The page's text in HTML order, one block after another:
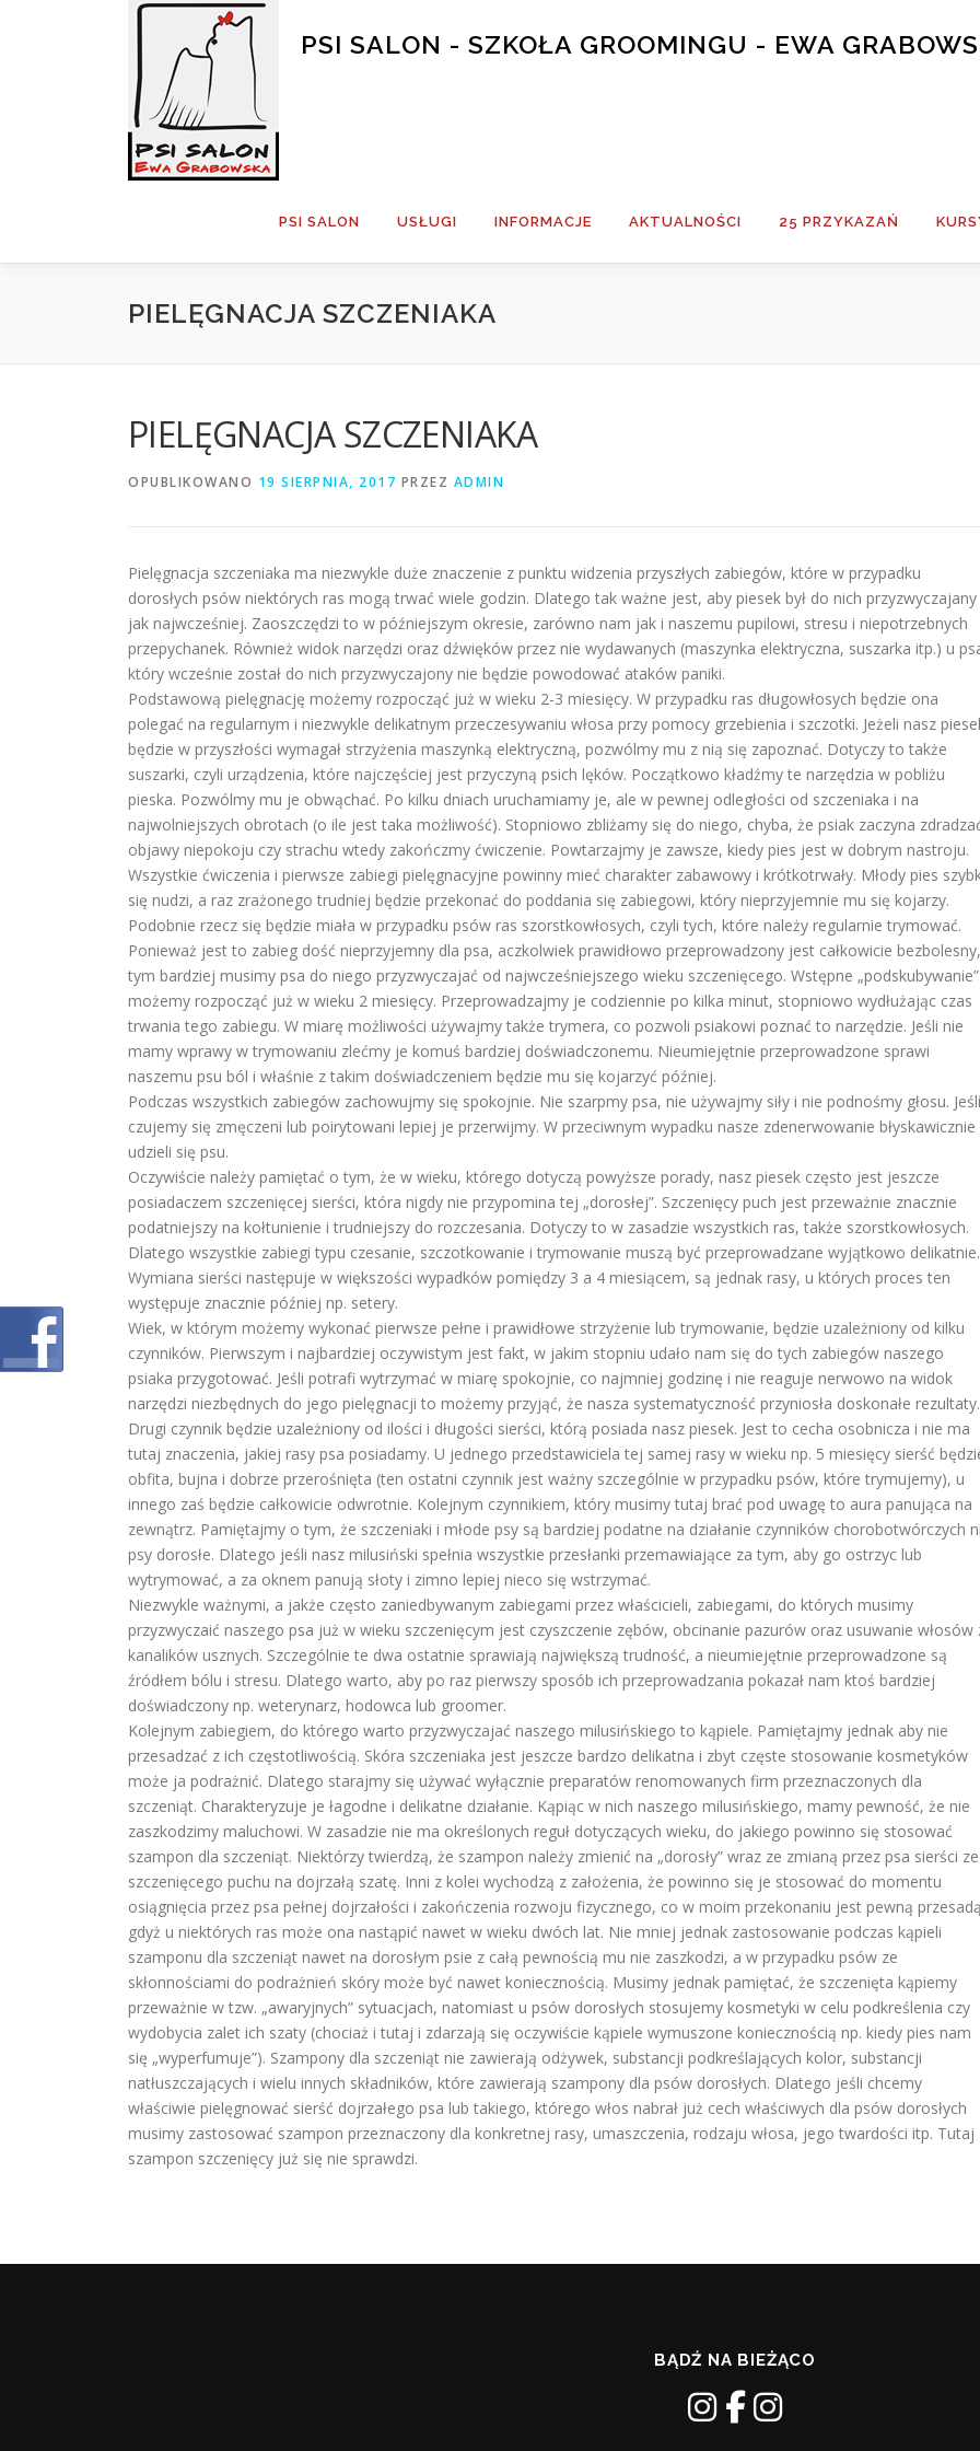
PSI SALON - SZKOŁA GROOMINGU - EWA
PSI SALON USŁUGI INFORMACJE AKTUALNOŚCI 25 PRZYKAZAŃ
PIELĘGNACJA SZCZENIAKA
PIELĘGNACJA SZCZENIAKA
OPUBLIKOWANO 19 SIERPNIA, 2017 PRZEZ ADMIN
Pielęgnacja szczeniaka ma niezwykle duże znaczenie z punktu widzenia przyszłych zabiegów, które w przypadku
dorosłych psów niektórych ras mogą trwać wiele godzin. Dlatego tak ważne jest, aby piesek był do nich przyzwyczajany
jak najwcześniej. Zaoszczędzi to w późniejszym okresie, zarówno nam jak i naszemu pupilowi, stresu i niepotrzebnych
przepychanek. Również widok narzędzi oraz dźwięków przez nie wydawanych (maszynka elektryczna, suszarka itp.) u
który wcześnie został do nich przyzwyczajony nie będzie powodować ataków paniki.
Podstawową pielęgnację możemy rozpocząć już w wieku 2-3 miesięcy. W przypadku ras długowłosych będzie ona
polegać na regularnym i niezwykle delikatnym przeczesywaniu włosa przy pomocy grzebienia i szczotki. Jeżeli nasz
będzie w przyszłości wymagał strzyżenia maszynką elektryczną, pozwólmy mu z nią się zapoznać. Dotyczy to także
suszarki, czyli urządzenia, które najczęściej jest przyczyną psich lęków. Początkowo kładźmy te narzędzia w pobliżu
pieska. Pozwólmy mu je obwąchać. Po kilku dniach uruchamiamy je, ale w pewnej odległości od szczeniaka i na
najwolniejszych obrotach (o ile jest taka możliwość). Stopniowo zbliżamy się do niego, chyba, że psiak zaczyna
objawy niepokoju czy strachu wtedy zakończmy ćwiczenie. Powtarzajmy je zawsze, kiedy pies jest w dobrym nastroju.
Wszystkie ćwiczenia i pierwsze zabiegi pielęgnacyjne powinny mieć charakter zabawowy i krótkotrwały. Młody pies
się nudzi, a raz zrażonego trudniej będzie przekonać do poddania się zabiegowi, który nieprzyjemnie mu się kojarzy.
Podobnie rzecz się będzie miała w przypadku psów ras szorstkowłosych, czyli tych, które należy regularnie trymować.
Ponieważ jest to zabieg dość nieprzyjemny dla psa, aczkolwiek prawidłowo przeprowadzony jest całkowicie bezbolesny,
tym bardziej musimy psa do niego przyzwyczajać od najwcześniejszego wieku szczenięcego. Wstępne „podskubywanie”
możemy rozpocząć już w wieku 2 miesięcy. Przeprowadzajmy je codziennie po kilka minut, stopniowo wydłużając czas
trwania tego zabiegu. W miarę możliwości używajmy także trymera, co pozwoli psiakowi poznać to narzędzie. Jeśli nie
mamy wprawy w trymowaniu zlećmy je komuś bardziej doświadczonemu. Nieumiejętnie przeprowadzone sprawi
naszemu psu ból i właśnie z takim doświadczeniem będzie mu się kojarzyć później.
Podczas wszystkich zabiegów zachowujmy się spokojnie. Nie szarpmy psa, nie używajmy siły i nie podnośmy głosu. Jeśli
czujemy się zmęczeni lub poirytowani lepiej je przerwijmy. W przeciwnym wypadku nasze zdenerwowanie błyskawicznie
udzieli się psu.
Oczywiście należy pamiętać o tym, że w wieku, którego dotyczą powyższe porady, nasz piesek często jest jeszcze
posiadaczem szczenięcej sierści, która nigdy nie przypomina tej „dorosłej”. Szczenięcy puch jest przeważnie znacznie
podatniejszy na kołtunienie i trudniejszy do rozczesania. Dotyczy to w zasadzie wszystkich ras, także szorstkowłosych.
Dlatego wszystkie zabiegi typu czesanie, szczotkowanie i trymowanie muszą być przeprowadzane wyjątkowo delikatnie.
Wymiana sierści następuje w większości wypadków pomiędzy 3 a 4 miesiącem, są jednak rasy, u których proces ten
występuje znacznie później np. setery.
Wiek, w którym możemy wykonać pierwsze pełne i prawidłowe strzyżenie lub trymowanie, będzie uzależniony od kilku
czynników. Pierwszym i najbardziej oczywistym jest fakt, w jakim stopniu udało nam się do tych zabiegów naszego
psiaka przygotować. Jeśli potrafi wytrzymać w miarę spokojnie, co najmniej godzinę i nie reaguje nerwowo na widok
narzędzi niezbędnych do jego pielęgnacji to możemy przyjąć, że nasza systematyczność przyniosła doskonałe rezultaty.
Drugi czynnik będzie uzależniony od ilości i długości sierści, którą posiada nasz piesek. Jest to cecha osobnicza i nie ma
tutaj znaczenia, jakiej rasy psa posiadamy. U jednego przedstawiciela tej samej rasy w wieku np. 5 miesięcy sierść
obfita, bujna i dobrze przerośnięta (ten ostatni czynnik jest ważny szczególnie w przypadku psów, które trymujemy), u
innego zaś będzie całkowicie odwrotnie. Kolejnym czynnikiem, który musimy tutaj brać pod uwagę to aura panująca na
zewnątrz. Pamiętajmy o tym, że szczeniaki i młode psy są bardziej podatne na działanie czynników chorobotwórczych
psy dorosłe. Dlatego jeśli nasz milusiński spełnia wszystkie przesłanki przemawiające za tym, aby go ostrzyc lub
wytrymować, a za oknem panują słoty i zimno lepiej nieco się wstrzymać.
Niezwykle ważnymi, a jakże często zaniedbywanym zabiegami przez właścicieli, zabiegami, do których musimy
przyzwyczaić naszego psa już w wieku szczenięcym jest czyszczenie zębów, obcinanie pazurów oraz usuwanie włosów
kanalików usznych. Szczególnie te dwa ostatnie sprawiają największą trudność, a nieumiejętnie przeprowadzone są
źródłem bólu i stresu. Dlatego warto, aby po raz pierwszy sposób ich przeprowadzania pokazał nam ktoś bardziej
doświadczony np. weterynarz, hodowca lub groomer.
Kolejnym zabiegiem, do którego warto przyzwyczajać naszego milusińskiego to kąpiele. Pamiętajmy jednak aby nie
przesadzać z ich częstotliwością. Skóra szczeniaka jest jeszcze bardzo delikatna i zbyt częste stosowanie kosmetyków
może ja podrażnić. Dlatego starajmy się używać wyłącznie preparatów renomowanych firm przeznaczonych dla
szczeniąt. Charakteryzuje je łagodne i delikatne działanie. Kąpiąc w nich naszego milusińskiego, mamy pewność, że nie
zaszkodzimy maluchowi. W zasadzie nie ma określonych reguł dotyczących wieku, do jakiego powinno się stosować
szampon dla szczeniąt. Niektórzy twierdzą, że szampon należy zmienić na „dorosły” wraz ze zmianą przez psa sierści ze
szczenięcego puchu na dojrzałą szatę. Inni z kolei wychodzą z założenia, że powinno się je stosować do momentu
osiągnięcia przez psa pełnej dojrzałości i zakończenia rozwoju fizycznego, co w moim przekonaniu jest pewną
gdyż u niektórych ras może ona nastąpić nawet w wieku dwóch lat. Nie mniej jednak zastosowanie podczas kąpieli
szamponu dla szczeniąt nawet na dorosłym psie z całą pewnością mu nie zaszkodzi, a w przypadku psów ze
skłonnościami do podrażnień skóry może być nawet koniecznością. Musimy jednak pamiętać, że szczenięta kąpiemy
przeważnie w tzw. „awaryjnych” sytuacjach, natomiast u psów dorosłych stosujemy kosmetyki w celu podkreślenia czy
wydobycia zalet ich szaty (chociaż i tutaj i zdarzają się oczywiście kąpiele wymuszone koniecznością np. kiedy pies nam
się „wyperfumuje”). Szampony dla szczeniąt nie zawierają odżywek, substancji podkreślających kolor, substancji
natłuszczających i wielu innych składników, które zawierają szampony dla psów dorosłych. Dlatego jeśli chcemy
właściwie pielęgnować sierść dojrzałego psa lub takiego, którego włos nabrał już cech właściwych dla psów dorosłych
musimy zastosować szampon przeznaczony dla konkretnej rasy, umaszczenia, rodzaju włosa, jego twardości itp. Tutaj
szampon szczenięcy już się nie sprawdzi.
BĄDŹ NA BIEŻĄCO